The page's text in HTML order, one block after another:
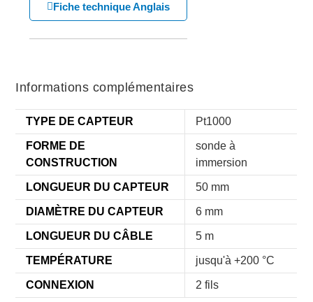
Fiche technique Anglais
Informations complémentaires
TYPE DE CAPTEUR Pt1000
FORME DE
CONSTRUCTION
sonde à
immersion
LONGUEUR DU CAPTEUR 50 mm
DIAMÈTRE DU CAPTEUR 6 mm
LONGUEUR DU CÂBLE 5 m
TEMPÉRATURE jusqu'à +200 °C
CONNEXION 2 fils